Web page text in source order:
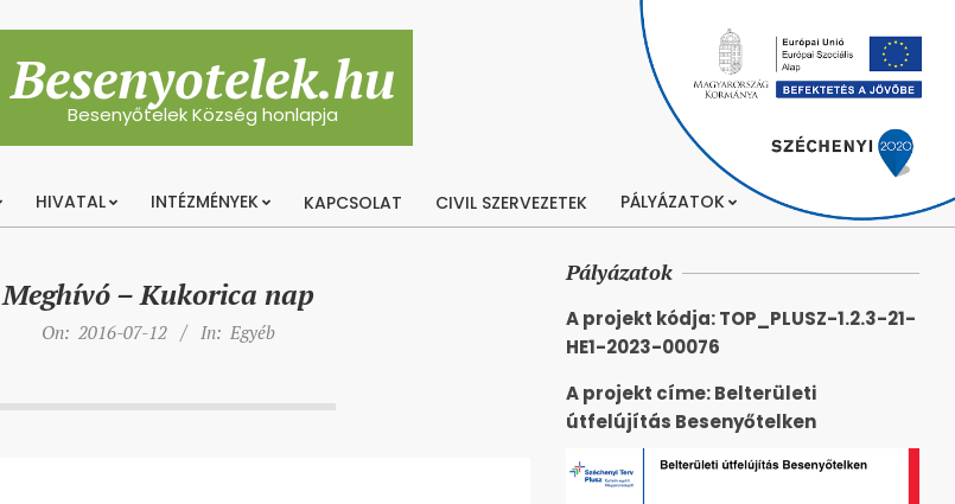
Besenyotelek.hu
Besenyőtelek Község honlapja
Primary
HIVATAL INTÉZMÉNYEK KAPCSOLAT CIVIL SZERVEZETEK PÁLYÁZATOK
Meghívó – Kukorica nap
On: 2016-07-12 In: Egyéb
Pályázatok
A projekt kódja: TOP_PLUSZ-1.2.3-21-
HE1-2023-00076
A projekt címe: Belterületi
útfelújítás Besenyőtelken